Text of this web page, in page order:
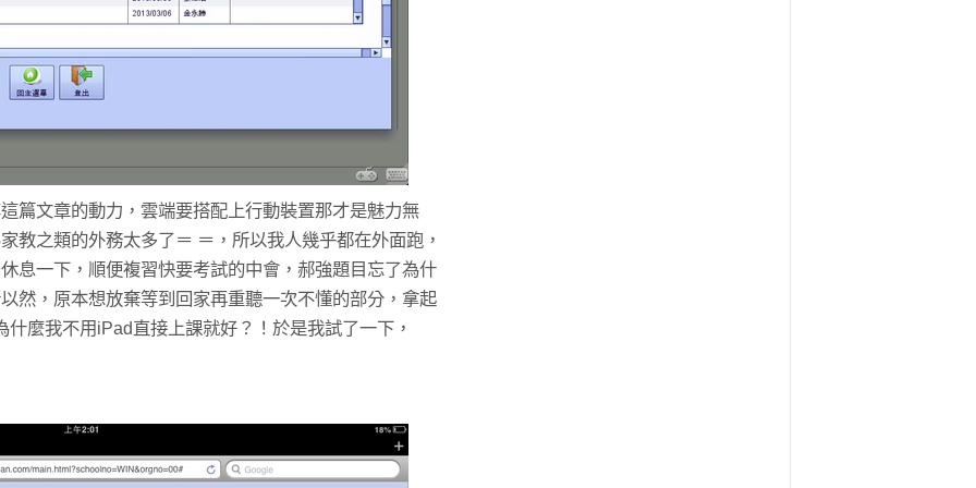
篇文章的動力，雲端要搭配上行動裝置那才是魅力無
教之類的外務太多了＝ ＝，所以我人幾乎都在外面跑，
息一下，順便複習快要考試的中會，郝強題目忘了為什
然，原本想放棄等到回家再重聽一次不懂的部分，拿起
麼我不用iPad直接上課就好？！於是我試了一下，